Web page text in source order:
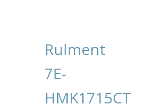
Rulment
7E-
HMK1715CT